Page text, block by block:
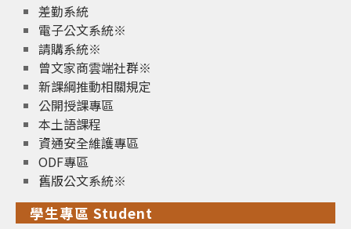
差勤系統
電子公文系統※
請購系統※
曾文家商雲端社群※
新課綱推動相關規定
公開授課專區
本土語課程
資通安全維護專區
ODF專區
舊版公文系統※
學生專區 Student